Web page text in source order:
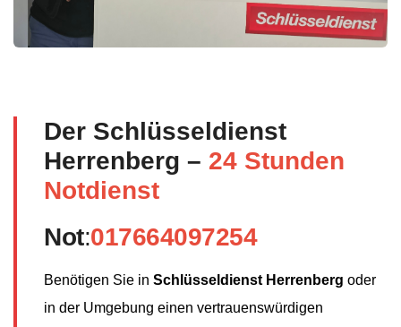
Der Schlüsseldienst
Herrenberg – 24 Stunden
Notdienst
Not:017664097254
Benötigen Sie in Schlüsseldienst Herrenberg oder
in der Umgebung einen vertrauenswürdigen